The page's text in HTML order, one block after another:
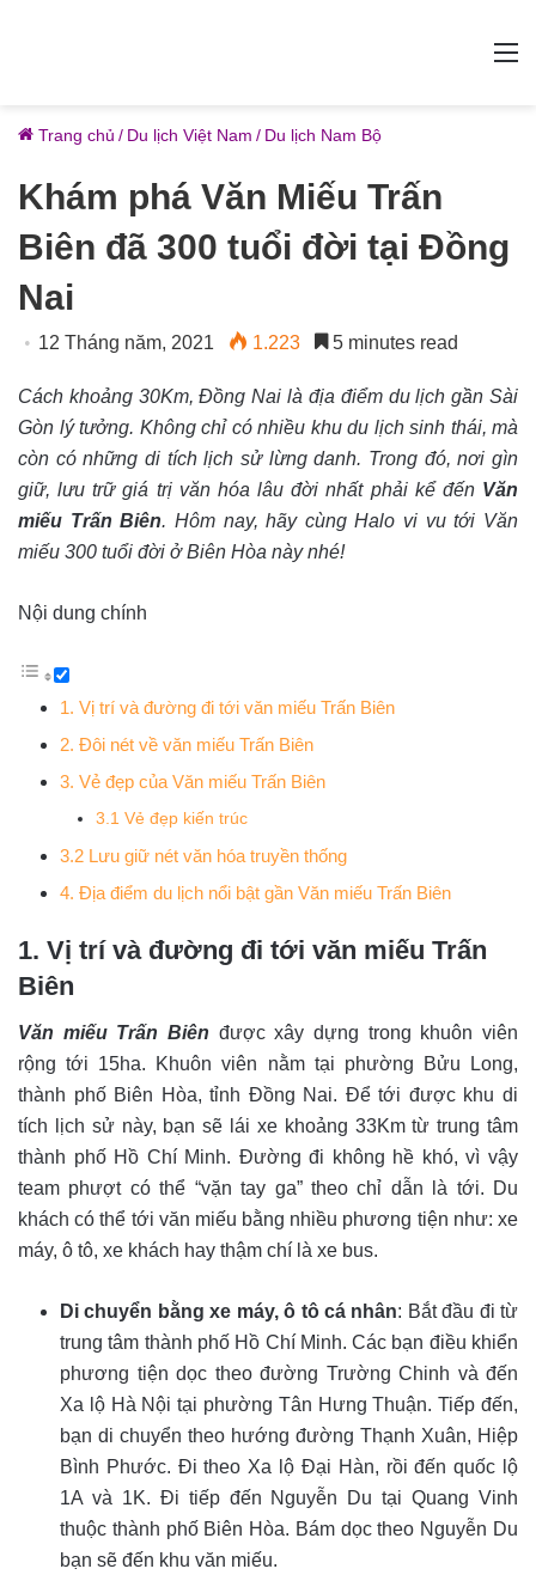
Trang chủ / Du lịch Việt Nam / Du lịch Nam Bộ
Khám phá Văn Miếu Trấn
Biên đã 300 tuổi đời tại Đồng
Nai
12 Tháng năm, 2021 1.223 5 minutes read
Cách khoảng 30Km, Đồng Nai là địa điểm du lịch gần Sài
Gòn lý tưởng. Không chỉ có nhiều khu du lịch sinh thái, mà
còn có những di tích lịch sử lừng danh. Trong đó, nơi gìn
giữ, lưu trữ giá trị văn hóa lâu đời nhất phải kể đến Văn
miếu Trấn Biên. Hôm nay, hãy cùng Halo vi vu tới Văn
miếu 300 tuổi đời ở Biên Hòa này nhé!
Nội dung chính
1. Vị trí và đường đi tới văn miếu Trấn Biên
2. Đôi nét về văn miếu Trấn Biên
3. Vẻ đẹp của Văn miếu Trấn Biên
3.1 Vẻ đẹp kiến trúc
3.2 Lưu giữ nét văn hóa truyền thống
4. Địa điểm du lịch nổi bật gần Văn miếu Trấn Biên
1. Vị trí và đường đi tới văn miếu Trấn
Biên
Văn miếu Trấn Biên được xây dựng trong khuôn viên
rộng tới 15ha. Khuôn viên nằm tại phường Bửu Long,
thành phố Biên Hòa, tỉnh Đồng Nai. Để tới được khu di
tích lịch sử này, bạn sẽ lái xe khoảng 33Km từ trung tâm
thành phố Hồ Chí Minh. Đường đi không hề khó, vì vậy
team phượt có thể “vặn tay ga” theo chỉ dẫn là tới. Du
khách có thể tới văn miếu bằng nhiều phương tiện như: xe
máy, ô tô, xe khách hay thậm chí là xe bus.
Di chuyển bằng xe máy, ô tô cá nhân: Bắt đầu đi từ
trung tâm thành phố Hồ Chí Minh. Các bạn điều khiển
phương tiện dọc theo đường Trường Chinh và đến
Xa lộ Hà Nội tại phường Tân Hưng Thuận. Tiếp đến,
bạn di chuyển theo hướng đường Thạnh Xuân, Hiệp
Bình Phước. Đi theo Xa lộ Đại Hàn, rồi đến quốc lộ
1A và 1K. Đi tiếp đến Nguyễn Du tại Quang Vinh
thuộc thành phố Biên Hòa. Bám dọc theo Nguyễn Du
bạn sẽ đến khu văn miếu.